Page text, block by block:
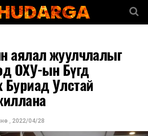
аялал жуулчлалыг
ОХУ-ын Бүгд
Буриад Улстай
, 2022/04/28